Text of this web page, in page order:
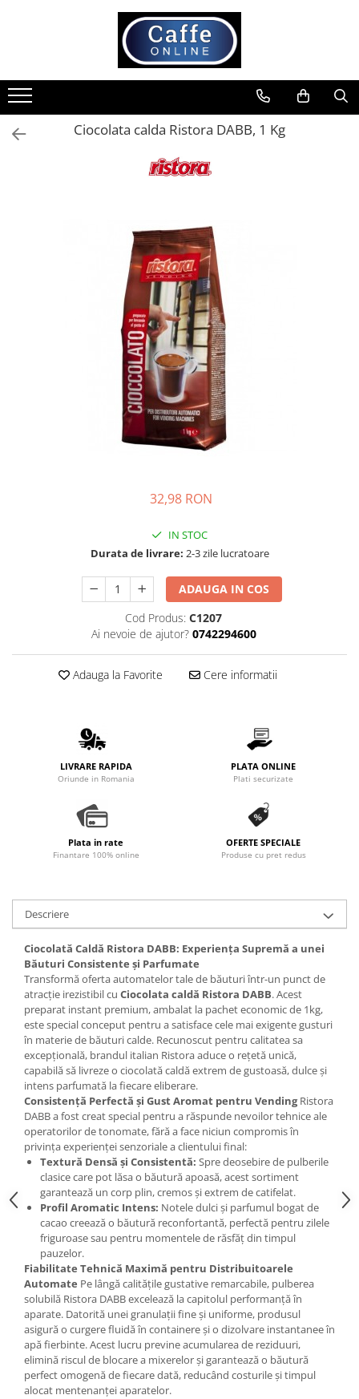
Cafea
Cafea Boabe
Capsule Cafea
Cappucino instant
Ciocolata calda
Pliculete Zahar si Miere
Siropuri
Stabilizatoare tensiune
Piese schimb espressoare
Portafiltre
Tamper
Ciocolata calda Ristora DABB, 1 Kg
32,98 RON
IN STOC
Durata de livrare: 2-3 zile lucratoare
ADAUGA IN COS
Cod Produs: C1207
Ai nevoie de ajutor? 0742294600
Adauga la Favorite Cere informatii
LIVRARE RAPIDA
Oriunde in Romania
PLATA ONLINE
Plati securizate
Plata in rate
Finantare 100% online
OFERTE SPECIALE
Produse cu pret redus
Descriere
Ciocolată Caldă Ristora DABB: Experiența Supremă a unei
Băuturi Consistente și Parfumate
Transformă oferta automatelor tale de băuturi într-un punct de
atracție irezistibil cu Ciocolata caldă Ristora DABB. Acest
preparat instant premium, ambalat la pachet economic de 1kg,
este special conceput pentru a satisface cele mai exigente gusturi
în materie de băuturi calde. Recunoscut pentru calitatea sa
excepțională, brandul italian Ristora aduce o rețetă unică,
capabilă să livreze o ciocolată caldă extrem de gustoasă, dulce și
intens parfumată la fiecare eliberare.
Consistență Perfectă și Gust Aromat pentru VendingRistora
DABB a fost creat special pentru a răspunde nevoilor tehnice ale
operatorilor de tonomate, fără a face niciun compromis în
privința experienței senzoriale a clientului final:
Textură Densă și Consistentă: Spre deosebire de pulberile
clasice care pot lăsa o băutură apoasă, acest sortiment
garantează un corp plin, cremos și extrem de catifelat.
Profil Aromatic Intens: Notele dulci și parfumul bogat de
cacao creează o băutură reconfortantă, perfectă pentru zilele
friguroase sau pentru momentele de răsfăț din timpul
pauzelor.
Fiabilitate Tehnică Maximă pentru Distribuitoarele
Automate Pe lângă calitățile gustative remarcabile, pulberea
solubilă Ristora DABB excelează la capitolul performanță în
aparate. Datorită unei granulații fine și uniforme, produsul
asigură o curgere fluidă în containere și o dizolvare instantanee în
apă fierbinte. Acest lucru previne acumularea de reziduuri,
elimină riscul de blocare a mixerelor și garantează o băutură
perfect omogenă de fiecare dată, reducând costurile și timpul
alocat mentenanței aparatelor.